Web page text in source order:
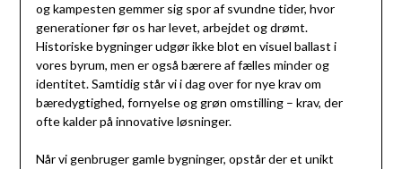
og kampesten gemmer sig spor af svundne tider, hvor
generationer før os har levet, arbejdet og drømt.
Historiske bygninger udgør ikke blot en visuel ballast i
vores byrum, men er også bærere af fælles minder og
identitet. Samtidig står vi i dag over for nye krav om
bæredygtighed, fornyelse og grøn omstilling – krav, der
ofte kalder på innovative løsninger.
Når vi genbruger gamle bygninger, opstår der et unikt